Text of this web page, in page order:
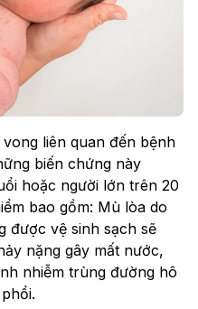
liên quan đến bệnh
biến chứng này
hoặc người lớn trên 20
bao gồm: Mù lòa do
được vệ sinh sạch sẽ
nặng gây mất nước,
nhiễm trùng đường hô